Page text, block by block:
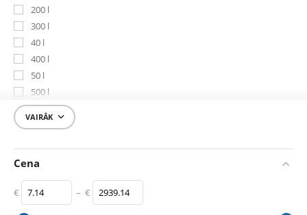
200 l
300 l
40 l
400 l
50 l
500 l
80 l
VAIRĀK 
Cena
€ – €